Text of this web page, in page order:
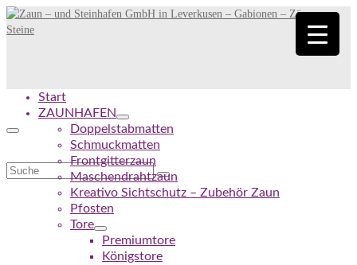
Suche
Start
ZAUNHAFEN
Doppelstabmatten
Schmuckmatten
Frontgitterzaun
Maschendrahtzaun
Kreativo Sichtschutz – Zubehör Zaun
Pfosten
Tore
Premiumtore
Königstore